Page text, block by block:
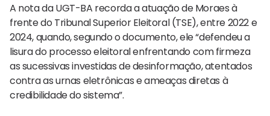
A nota da UGT-BA recorda a atuação de Moraes à
frente do Tribunal Superior Eleitoral (TSE), entre 2022 e
2024, quando, segundo o documento, ele “defendeu a
lisura do processo eleitoral enfrentando com firmeza
as sucessivas investidas de desinformação, atentados
contra as urnas eletrônicas e ameaças diretas à
credibilidade do sistema”.